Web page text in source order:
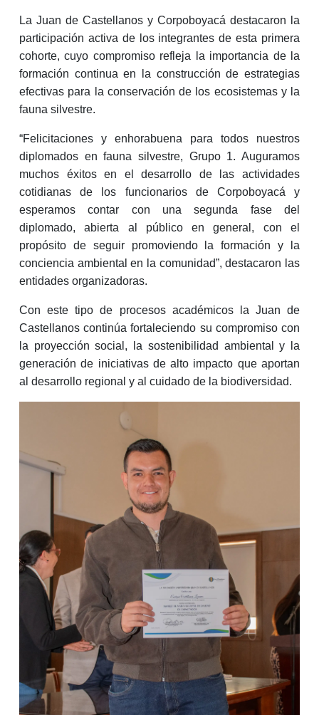
La Juan de Castellanos y Corpoboyacá destacaron la
participación activa de los integrantes de esta primera
cohorte, cuyo compromiso refleja la importancia de la
formación continua en la construcción de estrategias
efectivas para la conservación de los ecosistemas y la
fauna silvestre.
“Felicitaciones y enhorabuena para todos nuestros
diplomados en fauna silvestre, Grupo 1. Auguramos
muchos éxitos en el desarrollo de las actividades
cotidianas de los funcionarios de Corpoboyacá y
esperamos contar con una segunda fase del
diplomado, abierta al público en general, con el
propósito de seguir promoviendo la formación y la
conciencia ambiental en la comunidad”, destacaron las
entidades organizadoras.
Con este tipo de procesos académicos la Juan de
Castellanos continúa fortaleciendo su compromiso con
la proyección social, la sostenibilidad ambiental y la
generación de iniciativas de alto impacto que aportan
al desarrollo regional y al cuidado de la biodiversidad.